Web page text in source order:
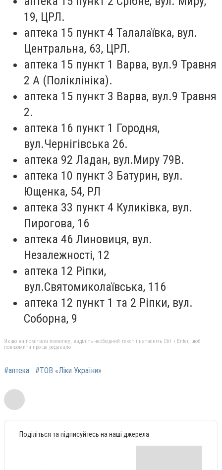
19, ЦРЛ.
аптека 15 пункт 4 Талалаївка, вул.
Центральна, 63, ЦРЛ.
аптека 15 пункт 1 Варва, вул.9 Травня
2 А (Поліклініка).
аптека 15 пункт 3 Варва, вул.9 Травня
2.
аптека 16 пункт 1 Городня,
вул.Чернігівська 26.
аптека 92 Ладан, вул.Миру 79В.
аптека 10 пункт 3 Батурин, вул.
Ющенка, 54, РЛ
аптека 33 пункт 4 Куликівка, вул.
Пирогова, 16
аптека 46 Линовиця, вул.
Незалежності, 12
аптека 12 Ріпки,
вул.Святомиколаївська, 116
аптека 12 пункт 1 та 2 Ріпки, вул.
Соборна, 9
Якщо ви помітили помилку, виділіть необхідний текст і натисніть Ctrl + Enter, щоб
повідомити про це редакцію
#аптека #ТОВ «Ліки України»
Поділіться та підписуйтесь на наші джерела